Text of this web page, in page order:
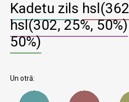
Kadetu zils
hsl(302, 25%, 50%)
50%)
Un otrā: